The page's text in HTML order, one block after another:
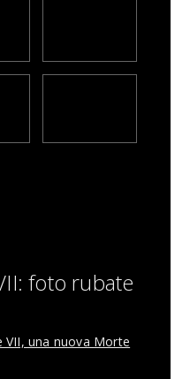
foto rubate
VII, una nuova Morte